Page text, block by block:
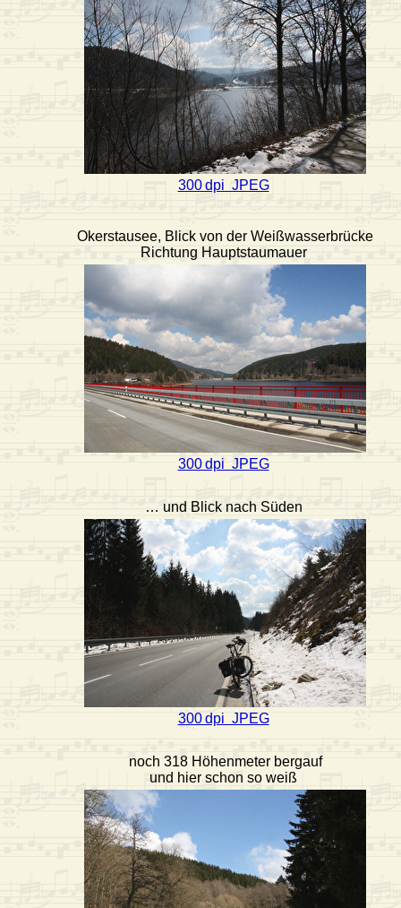
300 dpi JPEG
Okerstausee, Blick von der Weißwasserbrücke
Richtung Hauptstaumauer
300 dpi JPEG
… und Blick nach Süden
300 dpi JPEG
noch 318 Höhenmeter bergauf
und hier schon so weiß